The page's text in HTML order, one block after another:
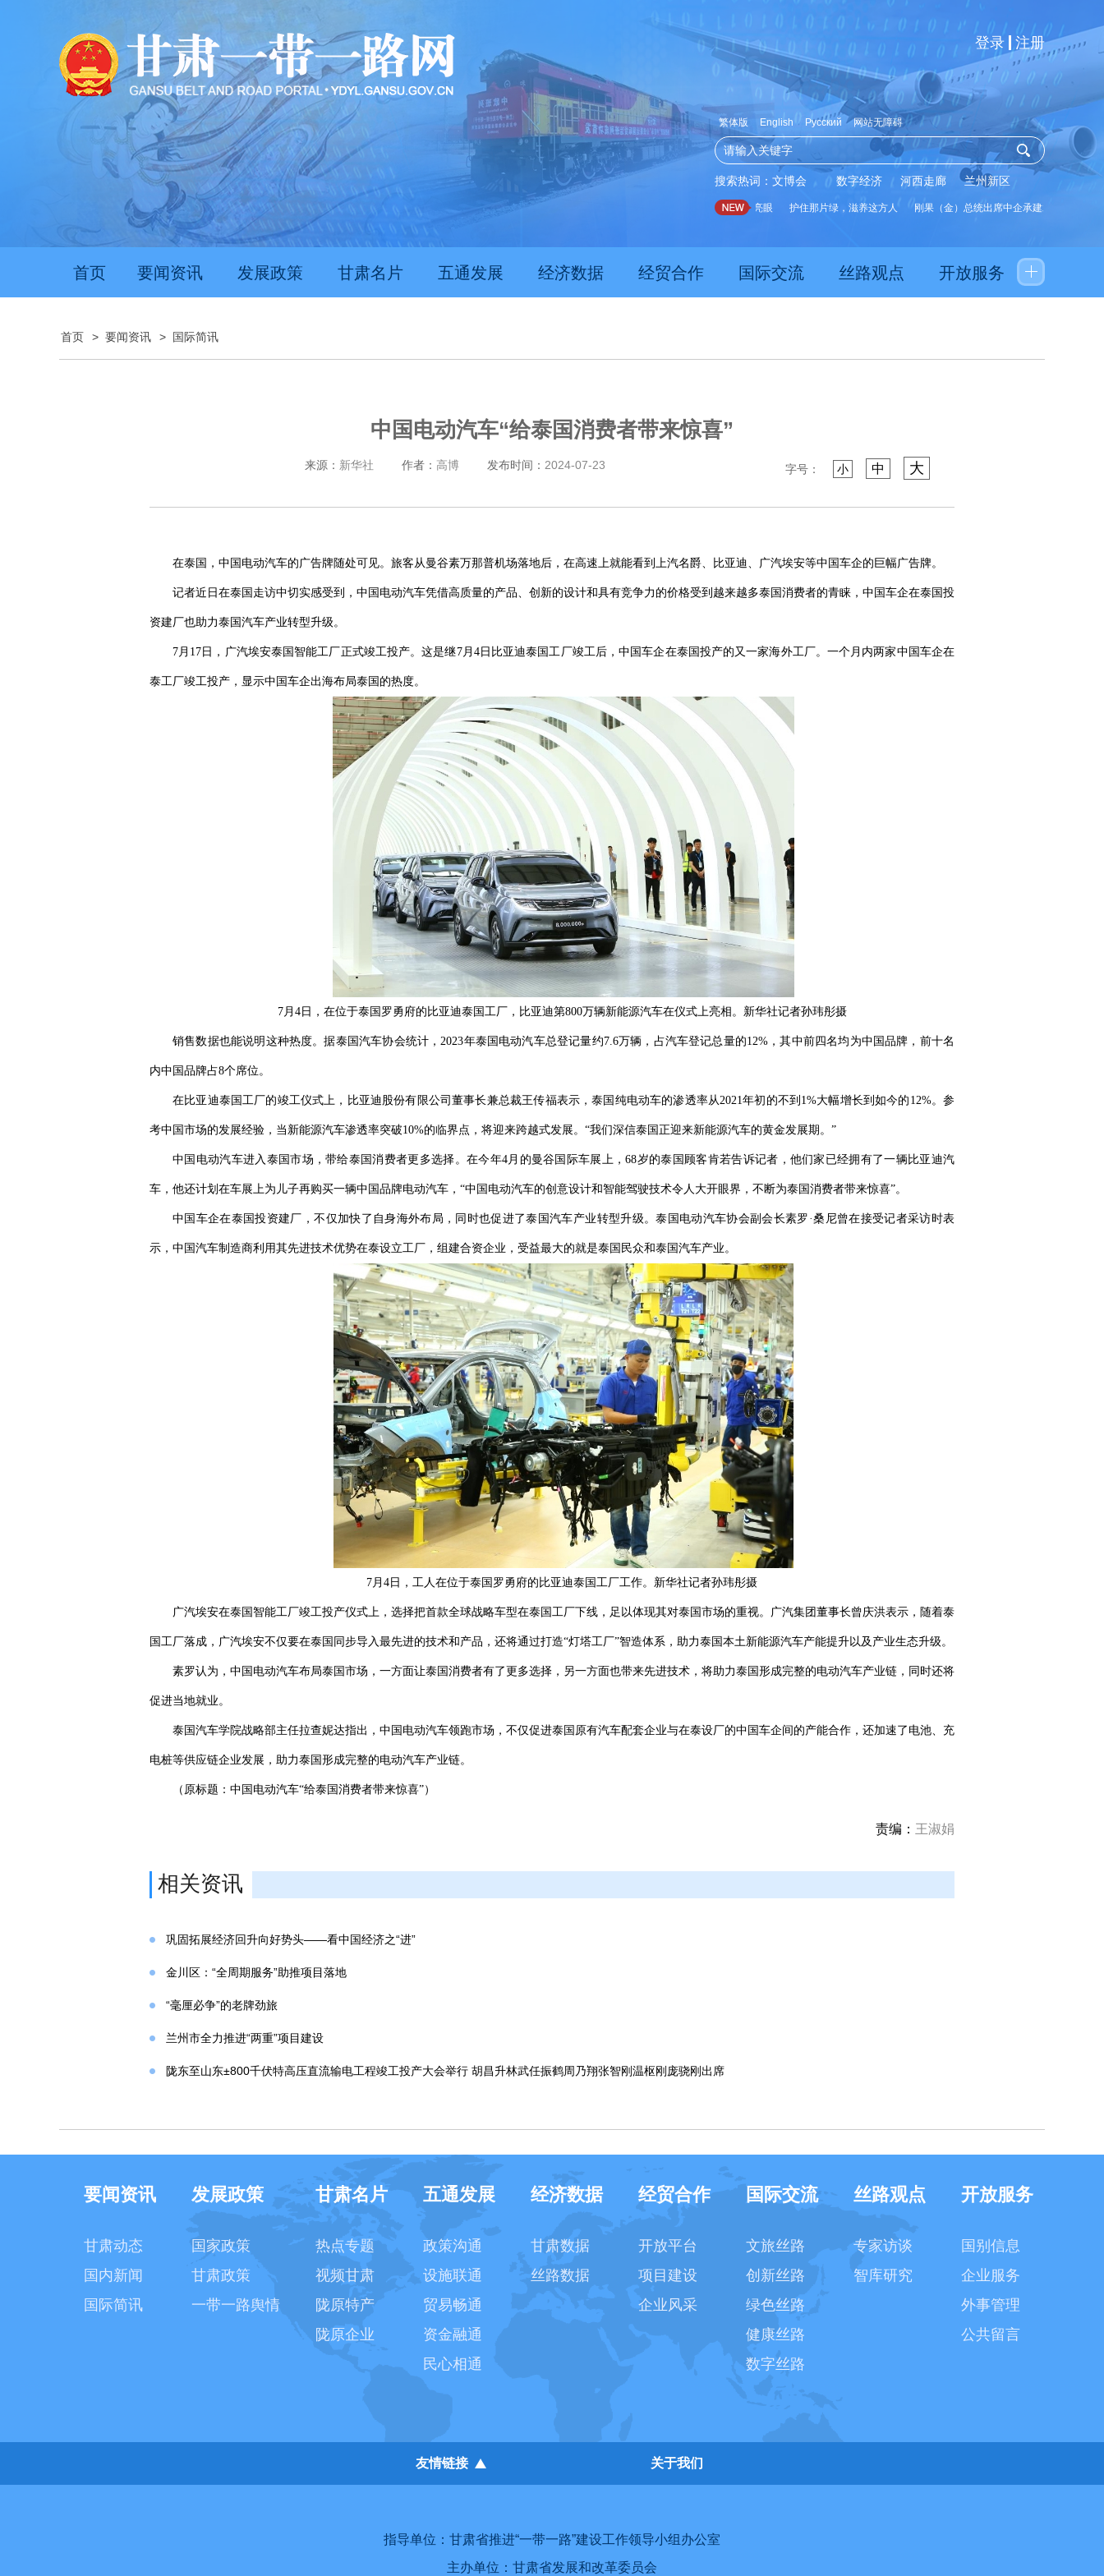
登录 注册
繁体版 English Русский 网站无障碍
搜索热词： 文博会 数字经济 河西走廊 兰州新区
推动经济持续向新向优向好发展 甘肃上半年新质生产力发展数据亮眼 护住那片绿，滋养这方人 刚果（金）总统出席中企承建水厂启用仪式
首页 要闻资讯 发展政策 甘肃名片 五通发展 经济数据 经贸合作 国际交流 丝路观点 开放服务
首页 > 要闻资讯 > 国际简讯
中国电动汽车“给泰国消费者带来惊喜”
来源： 新华社 作者： 高博 发布时间： 2024-07-23 字号： 小 中 大
在泰国，中国电动汽车的广告牌随处可见。旅客从曼谷素万那普机场落地后，在高速上就能看到上汽名爵、比亚迪、广汽埃安等中国车企的巨幅广告牌。
记者近日在泰国走访中切实感受到，中国电动汽车凭借高质量的产品、创新的设计和具有竞争力的价格受到越来越多泰国消费者的青睐，中国车企在泰国投
资建厂也助力泰国汽车产业转型升级。
7月17日，广汽埃安泰国智能工厂正式竣工投产。这是继7月4日比亚迪泰国工厂竣工后，中国车企在泰国投产的又一家海外工厂。一个月内两家中国车企在
泰工厂竣工投产，显示中国车企出海布局泰国的热度。
7月4日，在位于泰国罗勇府的比亚迪泰国工厂，比亚迪第800万辆新能源汽车在仪式上亮相。新华社记者孙玮彤摄
销售数据也能说明这种热度。据泰国汽车协会统计，2023年泰国电动汽车总登记量约7.6万辆，占汽车登记总量的12%，其中前四名均为中国品牌，前十名
内中国品牌占8个席位。
在比亚迪泰国工厂的竣工仪式上，比亚迪股份有限公司董事长兼总裁王传福表示，泰国纯电动车的渗透率从2021年初的不到1%大幅增长到如今的12%。参
考中国市场的发展经验，当新能源汽车渗透率突破10%的临界点，将迎来跨越式发展。“我们深信泰国正迎来新能源汽车的黄金发展期。”
中国电动汽车进入泰国市场，带给泰国消费者更多选择。在今年4月的曼谷国际车展上，68岁的泰国顾客肯若告诉记者，他们家已经拥有了一辆比亚迪汽
车，他还计划在车展上为儿子再购买一辆中国品牌电动汽车，“中国电动汽车的创意设计和智能驾驶技术令人大开眼界，不断为泰国消费者带来惊喜”。
中国车企在泰国投资建厂，不仅加快了自身海外布局，同时也促进了泰国汽车产业转型升级。泰国电动汽车协会副会长素罗·桑尼曾在接受记者采访时表
示，中国汽车制造商利用其先进技术优势在泰设立工厂，组建合资企业，受益最大的就是泰国民众和泰国汽车产业。
7月4日，工人在位于泰国罗勇府的比亚迪泰国工厂工作。新华社记者孙玮彤摄
广汽埃安在泰国智能工厂竣工投产仪式上，选择把首款全球战略车型在泰国工厂下线，足以体现其对泰国市场的重视。广汽集团董事长曾庆洪表示，随着泰
国工厂落成，广汽埃安不仅要在泰国同步导入最先进的技术和产品，还将通过打造“灯塔工厂”智造体系，助力泰国本土新能源汽车产能提升以及产业生态升级。
素罗认为，中国电动汽车布局泰国市场，一方面让泰国消费者有了更多选择，另一方面也带来先进技术，将助力泰国形成完整的电动汽车产业链，同时还将
促进当地就业。
泰国汽车学院战略部主任拉查妮达指出，中国电动汽车领跑市场，不仅促进泰国原有汽车配套企业与在泰设厂的中国车企间的产能合作，还加速了电池、充
电桩等供应链企业发展，助力泰国形成完整的电动汽车产业链。
（原标题：中国电动汽车“给泰国消费者带来惊喜”）
责编： 王淑娟
相关资讯
巩固拓展经济回升向好势头——看中国经济之“进”
金川区：“全周期服务”助推项目落地
“毫厘必争”的老牌劲旅
兰州市全力推进“两重”项目建设
陇东至山东±800千伏特高压直流输电工程竣工投产大会举行 胡昌升林武任振鹤周乃翔张智刚温枢刚庞骁刚出席
要闻资讯
甘肃动态
国内新闻
国际简讯
发展政策
国家政策
甘肃政策
一带一路舆情
甘肃名片
热点专题
视频甘肃
陇原特产
陇原企业
五通发展
政策沟通
设施联通
贸易畅通
资金融通
民心相通
经济数据
甘肃数据
丝路数据
经贸合作
开放平台
项目建设
企业风采
国际交流
文旅丝路
创新丝路
绿色丝路
健康丝路
数字丝路
丝路观点
专家访谈
智库研究
开放服务
国别信息
企业服务
外事管理
公共留言
友情链接 关于我们
指导单位：甘肃省推进“一带一路”建设工作领导小组办公室
主办单位：甘肃省发展和改革委员会